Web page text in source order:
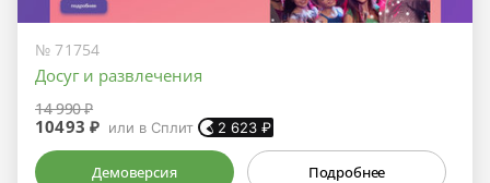
№ 71754
Досуг и развлечения
14 990 ₽
10493 ₽ или в Сплит 2 623 ₽
Демоверсия Подробнее